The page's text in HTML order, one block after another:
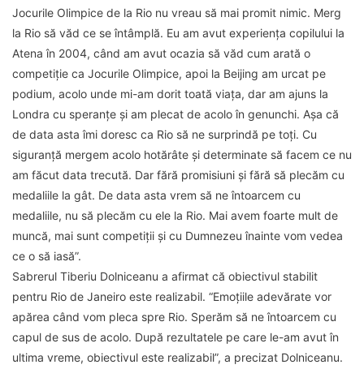
Jocurile Olimpice de la Rio nu vreau să mai promit nimic. Merg
la Rio să văd ce se întâmplă. Eu am avut experiența copilului la
Atena în 2004, când am avut ocazia să văd cum arată o
competiție ca Jocurile Olimpice, apoi la Beijing am urcat pe
podium, acolo unde mi-am dorit toată viața, dar am ajuns la
Londra cu speranțe și am plecat de acolo în genunchi. Așa că
de data asta îmi doresc ca Rio să ne surprindă pe toți. Cu
siguranță mergem acolo hotărâte și determinate să facem ce nu
am făcut data trecută. Dar fără promisiuni și fără să plecăm cu
medaliile la gât. De data asta vrem să ne întoarcem cu
medaliile, nu să plecăm cu ele la Rio. Mai avem foarte mult de
muncă, mai sunt competiții și cu Dumnezeu înainte vom vedea
ce o să iasă”.
Sabrerul Tiberiu Dolniceanu a afirmat că obiectivul stabilit
pentru Rio de Janeiro este realizabil. “Emoţiile adevărate vor
apărea când vom pleca spre Rio. Sperăm să ne întoarcem cu
capul de sus de acolo. După rezultatele pe care le-am avut în
ultima vreme, obiectivul este realizabil”, a precizat Dolniceanu.